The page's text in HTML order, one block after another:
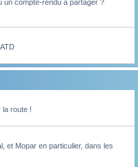
un compte-rendu à partager ?
la route !
et Mopar en particulier, dans les